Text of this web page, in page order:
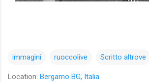
immagini ruoccolive Scritto altrove
Location: Bergamo BG, Italia